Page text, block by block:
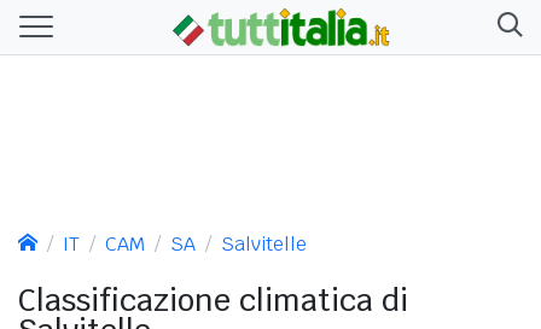
IT CAM SA Salvitelle
Classificazione climatica di